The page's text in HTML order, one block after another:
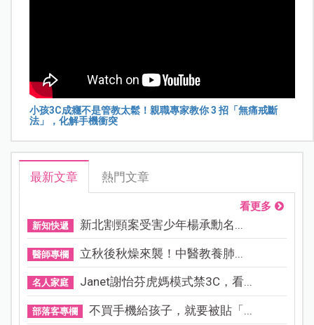
小孩3C成癮不是管教太鬆！親職專家教你 3 招「無痛戒斷
法」，化解手機衝突
最新文章 熱門文章
看更多
新知快遞 新北割頸案受害少年楊承勳名...
醫師專欄 立秋後秋燥來襲！中醫教養肺...
名人家庭 Janet謝怡芬虎媽模式禁3C，看...
部落客專欄 不買手機給孩子，就要被貼「...